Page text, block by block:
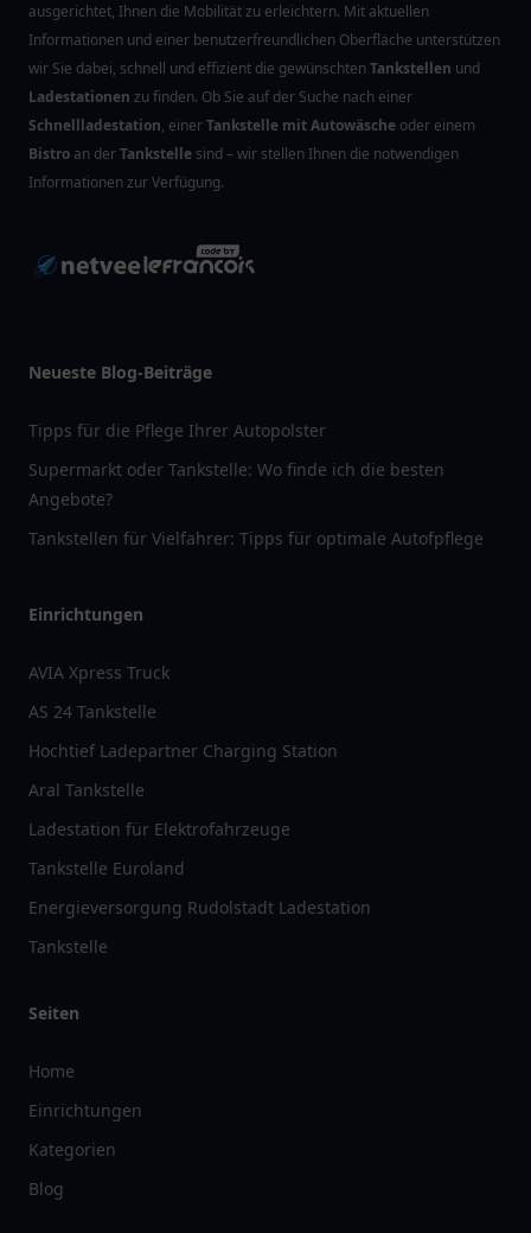
ausgerichtet, Ihnen die Mobilität zu erleichtern. Mit aktuellen
Informationen und einer benutzerfreundlichen Oberfläche unterstützen
wir Sie dabei, schnell und effizient die gewünschtenTankstellen und
Ladestationen zu finden. Ob Sie auf der Suche nach einer
Schnellladestation, einerTankstelle mit Autowäsche oder einem
Bistro an derTankstelle sind – wir stellen Ihnen die notwendigen
Informationen zur Verfügung.
Neueste Blog-Beiträge
Tipps für die Pflege Ihrer Autopolster
Supermarkt oder Tankstelle: Wo finde ich die besten
Angebote?
Tankstellen für Vielfahrer: Tipps für optimale Autofpflege
Einrichtungen
AVIA Xpress Truck
AS 24 Tankstelle
Hochtief Ladepartner Charging Station
Aral Tankstelle
Ladestation für Elektrofahrzeuge
Tankstelle Euroland
Energieversorgung Rudolstadt Ladestation
Tankstelle
Seiten
Home
Einrichtungen
Kategorien
Blog